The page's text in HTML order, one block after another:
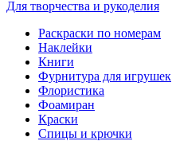
Для творчества и рукоделия
Раскраски по номерам
Наклейки
Книги
Фурнитура для игрушек
Флористика
Фоамиран
Краски
Спицы и крючки